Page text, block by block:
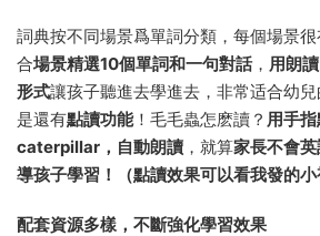
詞典按不同場景爲單詞分類，每個場景
合場景精選10個單詞和一句對話， 用朗
形式讓孩子聽進去學進去，非常适合幼
是還有點讀功能！毛毛蟲怎麽讀？ 用手
caterpillar，自動朗讀 ，就算家長不會
導孩子學習！（點讀效果可以看我發的小
配套資源多樣，不斷強化學習效果